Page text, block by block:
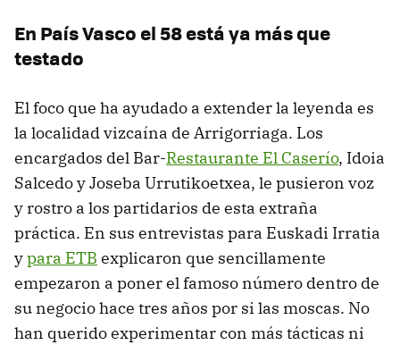
En País Vasco el 58 está ya más que
testado
El foco que ha ayudado a extender la leyenda es
la localidad vizcaína de Arrigorriaga. Los
encargados del Bar-Restaurante El Caserío, Idoia
Salcedo y Joseba Urrutikoetxea, le pusieron voz
y rostro a los partidarios de esta extraña
práctica. En sus entrevistas para Euskadi Irratia
ypara ETB explicaron que sencillamente
empezaron a poner el famoso número dentro de
su negocio hace tres años por si las moscas. No
han querido experimentar con más tácticas ni